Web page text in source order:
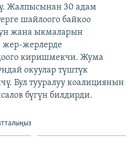
Жалпысынан 30 адам
шайлоого байкоо
жана ыкмаларын
жер-жерлерде
киришмекчи. Жума
окуулар түштүк
Бул тууралуу коалициянын
бүгүн билдирди.